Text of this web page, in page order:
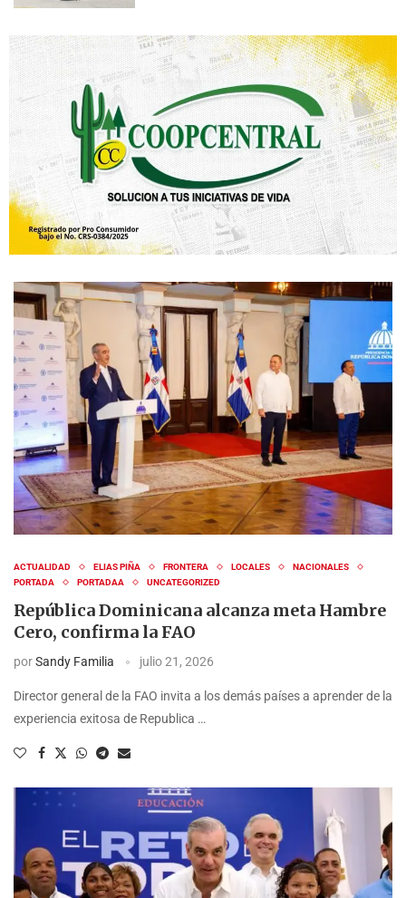
ACTUALIDAD ELIAS PIÑA FRONTERA LOCALES
NACIONALES
PORTADA
PORTADAA UNCATEGORIZED
República Dominicana alcanza meta Hambre
Cero, confirma la FAO
porSandy Familia julio 21, 2026
Director general de la FAO invita a los demás países a aprender de la
experiencia exitosa de Republica …